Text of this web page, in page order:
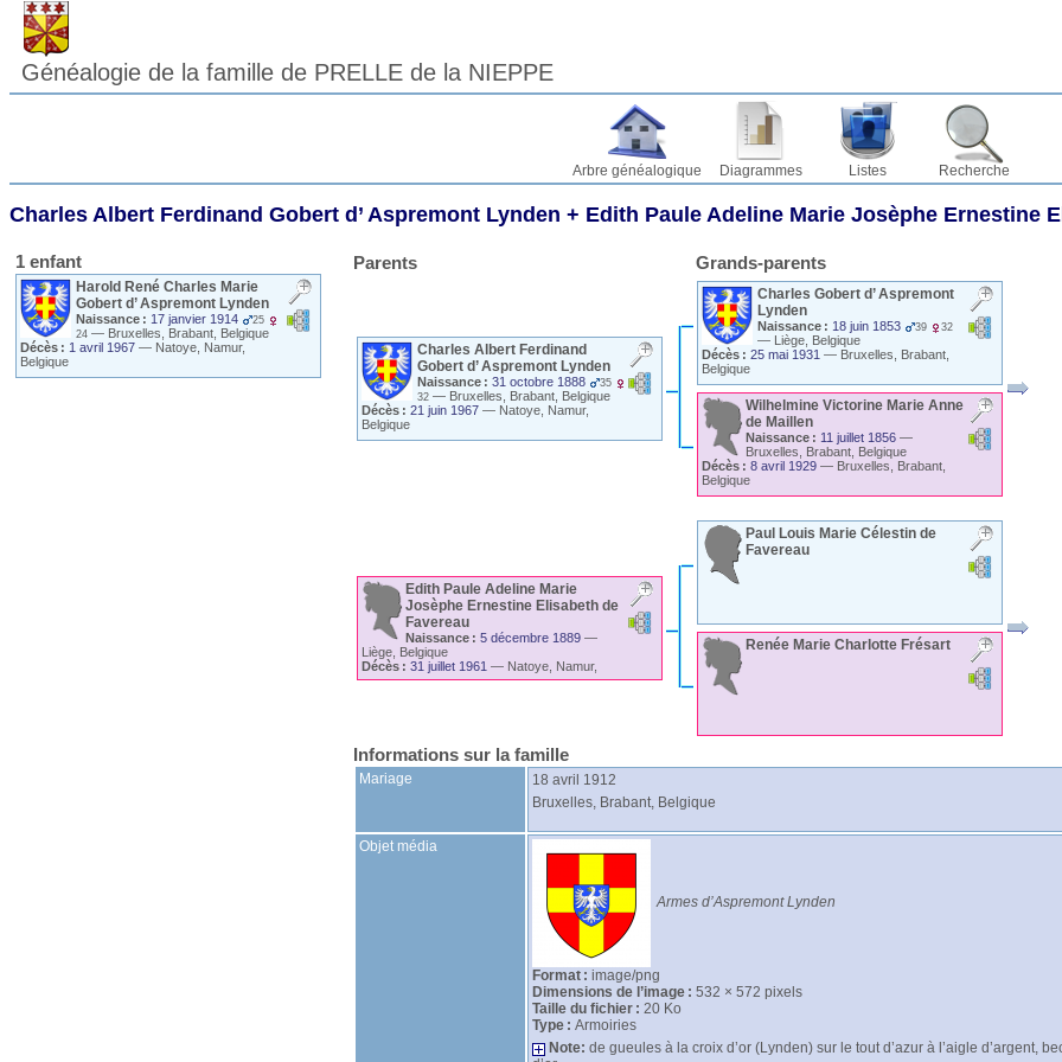
Généalogie de la famille de PRELLE de la NIEPPE
Arbre généalogique Diagrammes Listes Recherche
Charles Albert Ferdinand Gobert d’ Aspremont Lynden + Edith Paule Adeline Marie Josèphe Ernestine
1 enfant
Harold René Charles Marie
Gobertd’ Aspremont Lynden
Naissance : 17 janvier 1914
25
24 — Bruxelles, Brabant, Belgique
Décès : 1 avril 1967 — Natoye, Namur,
Belgique
Parents Grands-parents
Charles Albert Ferdinand
Gobertd’ Aspremont Lynden
Naissance : 31 octobre 1888
35
32 — Bruxelles, Brabant, Belgique
Décès : 21 juin 1967 — Natoye, Namur,
Belgique
Charles Gobertd’ Aspremont
Lynden
Naissance : 18 juin 1853 39 32
— Liège, Belgique
Décès : 25 mai 1931 — Bruxelles, Brabant,
Belgique
Wilhelmine Victorine Marie Anne
de Maillen
Naissance : 11 juillet 1856 —
Bruxelles, Brabant, Belgique
Décès : 8 avril 1929 — Bruxelles, Brabant,
Belgique
Edith Paule Adeline Marie
Josèphe Ernestine Elisabeth de
Favereau
Naissance : 5 décembre 1889 —
Liège, Belgique
Décès : 31 juillet 1961 — Natoye, Namur,
Belgique
Paul Louis Marie Célestin de
Favereau
Renée Marie Charlotte Frésart
Informations sur la famille
Mariage
18 avril 1912
Bruxelles, Brabant, Belgique
Objet média
Armes d’Aspremont Lynden
Format : image/png
Dimensions de l’image : 532 × 572 pixels
Taille du fichier : 20 Ko
Type : Armoiries
Note: de gueules à la croix d’or (Lynden) sur le tout d’azur à l’aigle d’argent,